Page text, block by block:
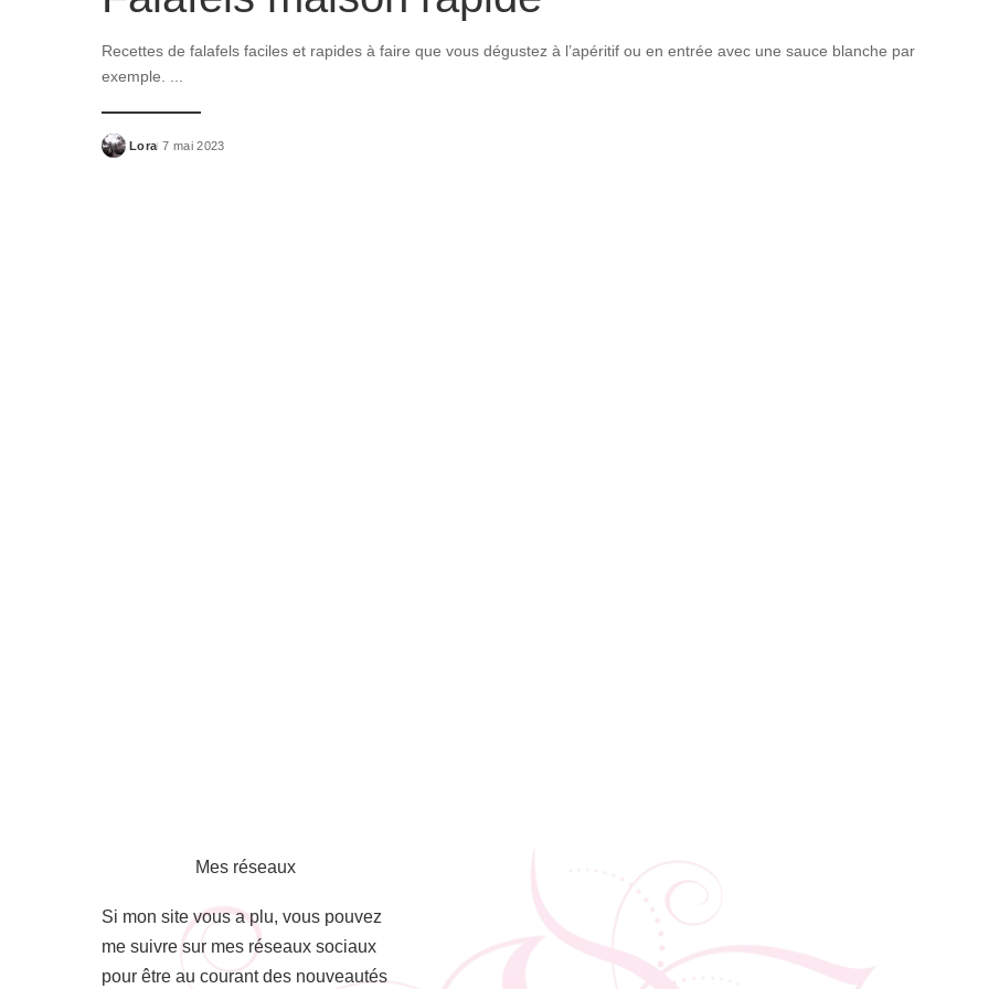
Recettes de falafels faciles et rapides à faire que vous dégustez à l’apéritif ou en entrée avec une sauce blanche par
exemple. ...
Posted
Lora 7 mai 2023
Mes réseaux
Si mon site vous a plu, vous pouvez
me suivre sur mes réseaux sociaux
pour être au courant des nouveautés